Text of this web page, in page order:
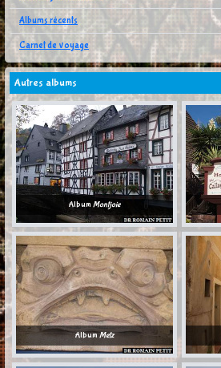
Albums récents
Carnet de voyage
Autres albums
Album Montjoie
AlbumMetz